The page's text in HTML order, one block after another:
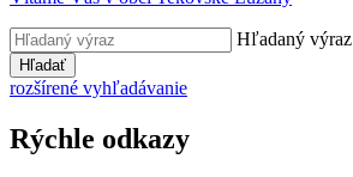
Hľadaný výraz
Hľadať
rozšírené vyhľadávanie
Rýchle odkazy